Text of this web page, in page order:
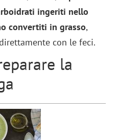
ingeriti nello
convertiti in grasso,
con le feci.
la